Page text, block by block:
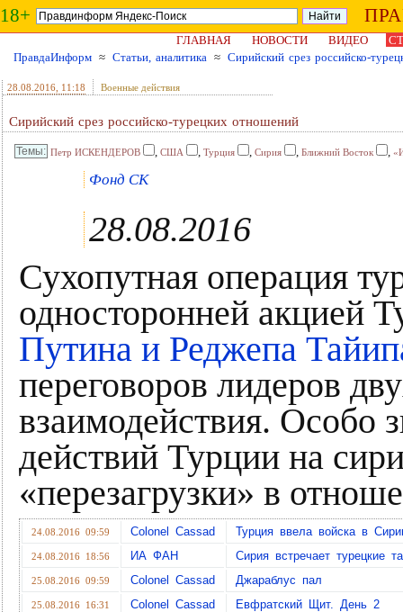
18+
ГЛАВНАЯ НОВОСТИ ВИДЕО
ПравдаИнформ ≈ Статьи, аналитика ≈ Сирийский срез российско-
28.08.2016 , 11:18 Военные действия
Сирийский срез российско-турецких отношений
Петр ИСКЕНДЕРОВ , США , Турция , Сирия , Ближний Восток ,
Фонд СК
28.08.2016
Сухопутная операция
односторонней акцией
Путина и Реджепа
переговоров лидеров
взаимодействия. Особо
действий Турции на
«перезагрузки» в
24.08.2016 09:59 Colonel Cassad Турция ввела войска в
24.08.2016 18:56 ИА ФАН Сирия встречает турецкие
25.08.2016 09:59 Colonel Cassad Джараблус пал
25.08.2016 16:31 Colonel Cassad Евфратский Щит. День 2